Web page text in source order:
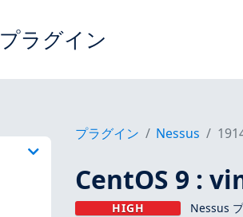
プラグイン
プラグイン Nessus
CentOS 9 :
HIGH Nessus